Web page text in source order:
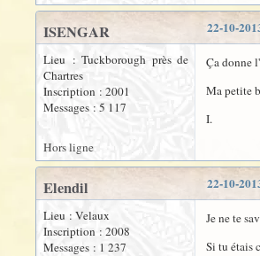
22-10-
ISENGAR
Lieu : Tuckborough près de
Chartres
Inscription : 2001
Messages : 5 117
Ça donne
Ma petite
I.
Hors ligne
22-10-
Elendil
Lieu : Velaux
Inscription : 2008
Messages : 1 237
Je ne te
Si tu étais